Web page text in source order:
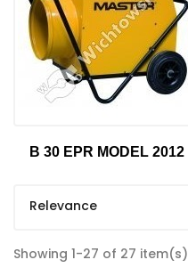
B 30 EPR MODEL 2012
Relevance
Showing 1-27 of 27 item(s)